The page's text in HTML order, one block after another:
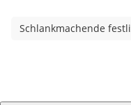
Schlankmachende